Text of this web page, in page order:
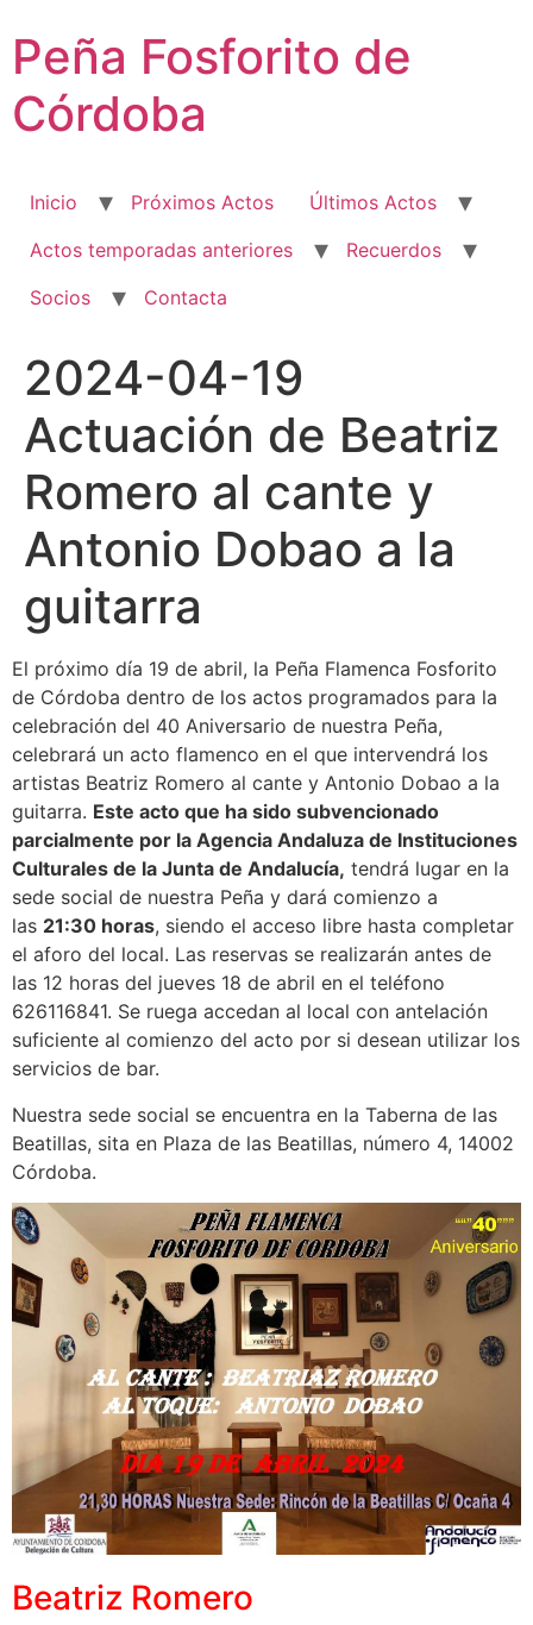
contenido
Peña Fosforito de
Córdoba
Inicio Próximos Actos
Últimos Actos
Actos temporadas anteriores
Recuerdos
Socios
Contacta
2024-04-19
Actuación de Beatriz
Romero al cante y
Antonio Dobao a la
guitarra
El próximo día 19 de abril, la Peña Flamenca Fosforito
de Córdoba dentro de los actos programados para la
celebración del 40 Aniversario de nuestra Peña,
celebrará un acto flamenco en el que intervendrá los
artistas Beatriz Romero al cante y Antonio Dobao a la
guitarra. Este acto que ha sido subvencionado
parcialmente por la Agencia Andaluza de Instituciones
Culturales de la Junta de Andalucía, tendrá lugar en la
sede social de nuestra Peña y dará comienzo a
las 21:30 horas, siendo el acceso libre hasta completar
el aforo del local. Las reservas se realizarán antes de
las 12 horas del jueves 18 de abril en el teléfono
626116841. Se ruega accedan al local con antelación
suficiente al comienzo del acto por si desean utilizar los
servicios de bar.
Nuestra sede social se encuentra en la Taberna de las
Beatillas, sita en Plaza de las Beatillas, número 4, 14002
Córdoba.
Beatriz Romero